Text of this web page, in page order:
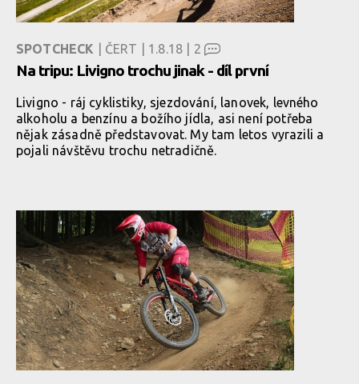
SPOTCHECK | ČERT | 1.8.18 | 2
Na tripu: Livigno trochu jinak - díl první
Livigno - ráj cyklistiky, sjezdování, lanovek, levného
alkoholu a benzínu a božího jídla, asi není potřeba
nějak zásadně představovat. My tam letos vyrazili a
pojali návštěvu trochu netradičně.